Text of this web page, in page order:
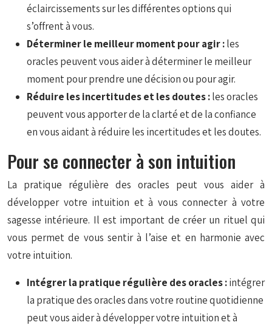
éclaircissements sur les différentes options qui
s’offrent à vous.
Déterminer le meilleur moment pour agir :les
oracles peuvent vous aider à déterminer le meilleur
moment pour prendre une décision ou pour agir.
Réduire les incertitudes et les doutes :les oracles
peuvent vous apporter de la clarté et de la confiance
en vous aidant à réduire les incertitudes et les doutes.
Pour se connecter à son intuition
La pratique régulière des oracles peut vous aider à
développer votre intuition et à vous connecter à votre
sagesse intérieure. Il est important de créer un rituel qui
vous permet de vous sentir à l’aise et en harmonie avec
votre intuition.
Intégrer la pratique régulière des oracles :intégrer
la pratique des oracles dans votre routine quotidienne
peut vous aider à développer votre intuition et à